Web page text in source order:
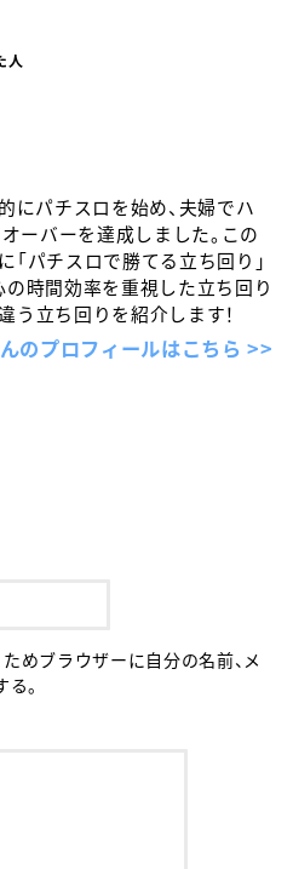
人
にパチスロを始め、夫婦でハ
ーバーを達成しました。この
パチスロで勝てる立ち回り」
の時間効率を重視した立ち回り
う立ち回りを紹介します！
のプロフィールはこちら >>
めブラウザーに自分の名前、メ
。